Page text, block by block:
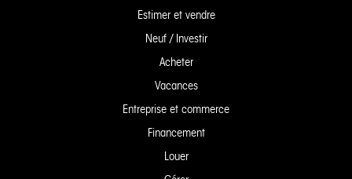
Estimer et vendre
Neuf / Investir
Acheter
Vacances
Entreprise et commerce
Financement
Louer